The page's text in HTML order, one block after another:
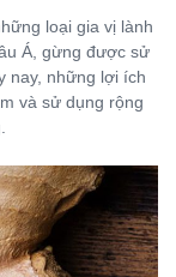
loại gia vị lành
Á, gừng được sử
nay, những lợi ích
và sử dụng rộng